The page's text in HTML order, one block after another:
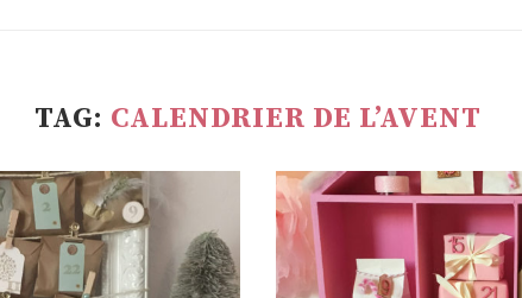
TAG: CALENDRIER DE L’AVENT